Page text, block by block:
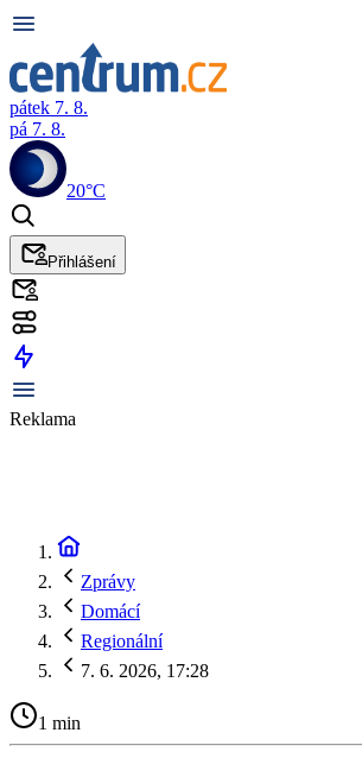
pátek 7. 8.
pá 7. 8.
20°C
Přihlášení
Reklama
Zprávy
Domácí
Regionální
7. 6. 2026, 17:28
1 min